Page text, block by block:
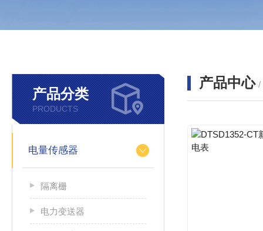
产品分类
PRODUCTS
电量传感器
隔离栅
电力变送器
产品中心 /